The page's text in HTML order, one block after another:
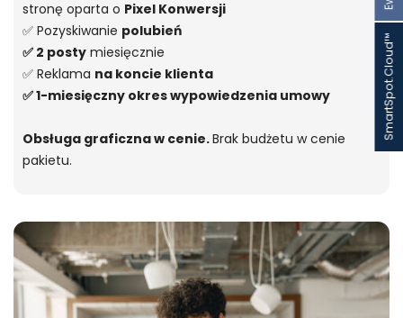
stronę oparta o Pixel Konwersji
✅ Pozyskiwanie polubień
✅ 2 posty miesięcznie
✅ Reklama na koncie klienta
✅ 1-miesięczny okres wypowiedzenia umowy
Obsługa graficzna w cenie.Brak budżetu w cenie
pakietu.
SmartSpot.Cloud™